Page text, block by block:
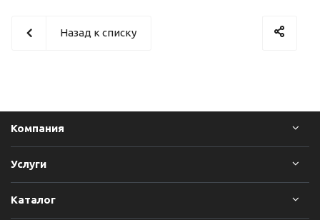
Назад к списку
Компания
Услуги
Каталог